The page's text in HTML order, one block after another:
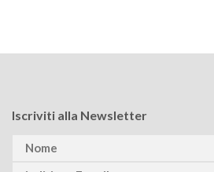
Iscriviti alla Newsletter